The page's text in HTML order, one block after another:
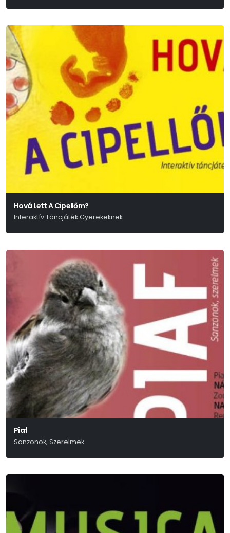
Hová Lett A Cipellőm?
Interaktív Táncjáték Gyerekeknek
Piaf
Sanzonok, Szerelmek